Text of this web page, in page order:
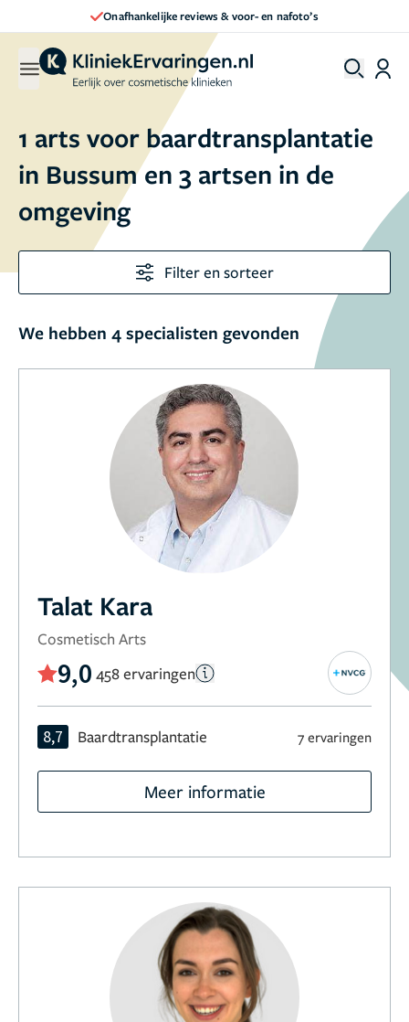
Onafhankelijke reviews & voor- en nafoto’s
1 arts voor baardtransplantatie
in Bussum en 3 artsen in de
omgeving
Filter en sorteer
We hebben 4 specialisten gevonden
Talat Kara
Cosmetisch Arts
9,0 458 ervaringen
8,7 Baardtransplantatie 7 ervaringen
Meer informatie